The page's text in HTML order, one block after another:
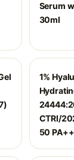
Serum
30ml
1%
CTRI/
50